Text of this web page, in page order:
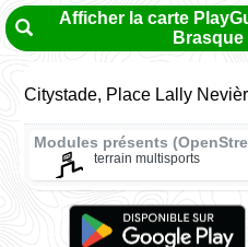
Afficher la carte
Brasque
Citystade, Place Lally
Modules présents
terrain multisports